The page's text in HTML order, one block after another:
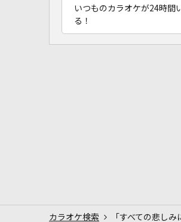
いつものカラオケが24時間
る！
カラオケ検索 「すべての悲し